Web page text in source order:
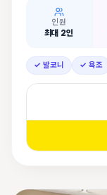
인원
최대 2인
✓ 발코니 ✓ 욕조